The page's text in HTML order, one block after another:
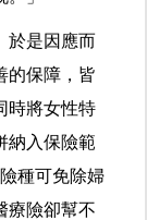
於是因應而
的保障，皆
時將女性特
納入保險範
種可免除婦
療險卻幫不